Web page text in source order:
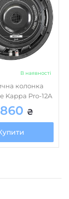
В наявності
колонка
Kappa Pro-12A
₴